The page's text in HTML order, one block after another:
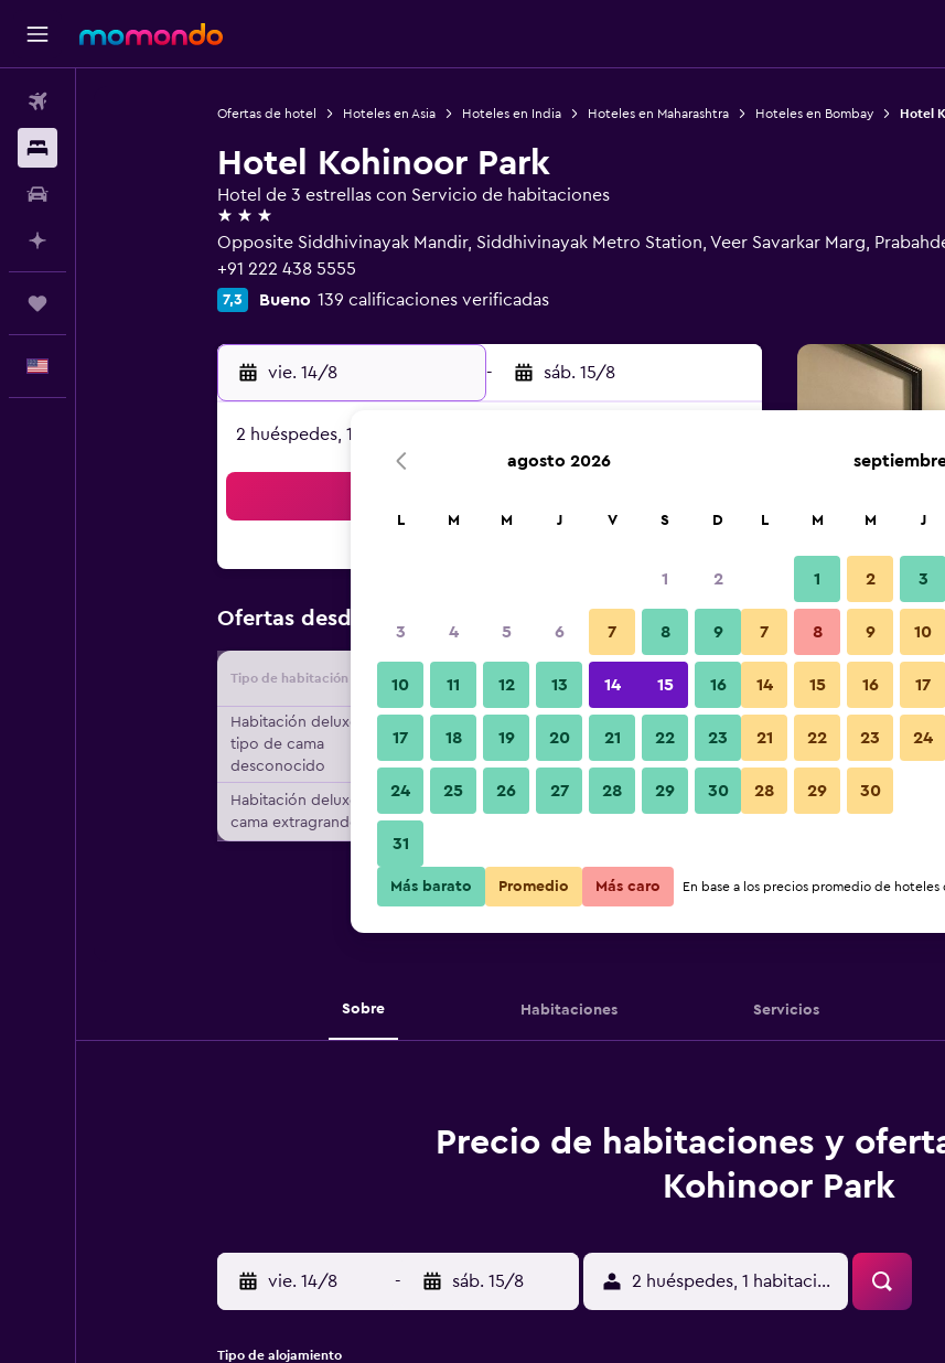
Ofertas de hotel Hoteles en Asia Hoteles en India Hoteles en Maharashtra Hoteles en Bombay Hotel
Hotel Kohinoor Park
Hotel de 3 estrellas con Servicio de habitaciones
3 estrellas
Opposite Siddhivinayak Mandir, Siddhivinayak Metro Station, Veer Savarkar Marg,
+91 222 438 5555
7,3 Bueno 139 calificaciones verificadas
vie. 14/8 - sáb. 15/8
2 huéspedes, 1 habitación
Ofertas desde Oferta más barata de precio por noche
Tipo de habitación Proveedor Total noche
Habitación deluxe,
tipo de cama
desconocido
$40 Ver oferta
Habitación deluxe, 1
cama extragrande
$92 Ver oferta
Habitación
Fotos
Sobre Habitaciones Servicios
Precio de habitaciones y
Kohinoor Park
vie. 14/8 - sáb. 15/8 2 huéspedes, 1 habitación
Tipo de alojamiento
agosto 2026
L M M J V S D
1 2
3 4 5 6 7 8 9
10 11 12 13 14 15 16
17 18 19 20 21 22 23
24 25 26 27 28 29 30
31
L M M J
1 2 3
7 8 9 10
14 15 16 17
21 22 23 24
28 29 30
Más barato Promedio Más caro En base a los precios promedio de hoteles